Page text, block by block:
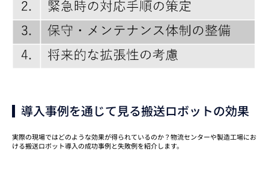
導入事例を通じて見る搬送ロボットの効果
実際の現場ではどのような効果が得られているのか？物流センターや製造工場にお
ける搬送ロボット導入の成功事例と失敗例を紹介します。